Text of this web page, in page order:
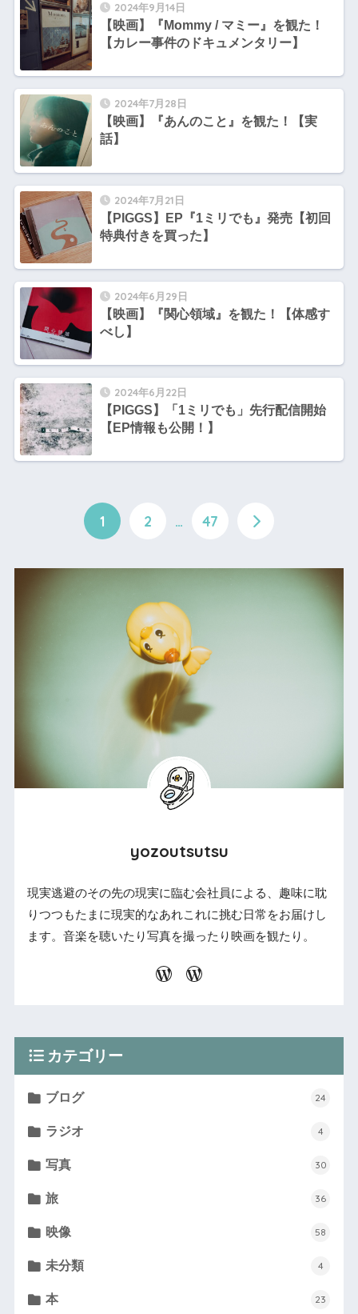
2024年9月14日
【映画】『Mommy / マミー』を観た！
【カレー事件のドキュメンタリー】
2024年7月28日
【映画】『あんのこと』を観た！【実
話】
2024年7月21日
【PIGGS】EP『1ミリでも』発売【初回
特典付きを買った】
2024年6月29日
【映画】『関心領域』を観た！【体感す
べし】
2024年6月22日
【PIGGS】「1ミリでも」先行配信開始
【EP情報も公開！】
1 2 … 47
yozoutsutsu
現実逃避のその先の現実に臨む会社員による、趣味に耽
りつつもたまに現実的なあれこれに挑む日常をお届けし
ます。音楽を聴いたり写真を撮ったり映画を観たり。
カテゴリー
ブログ 24
ラジオ 4
写真 30
旅 36
映像 58
未分類 4
本 23